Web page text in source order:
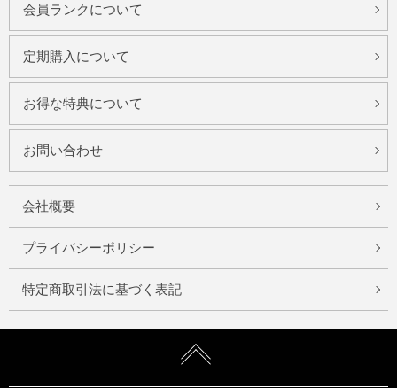
会員ランクについて
定期購入について
お得な特典について
お問い合わせ
会社概要
プライバシーポリシー
特定商取引法に基づく表記